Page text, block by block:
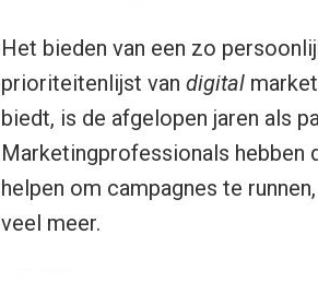
Het bieden van een zo
prioriteitenlijst van digital
biedt, is de afgelopen jaren als
Marketingprofessionals hebben
helpen om campagnes te
veel meer.